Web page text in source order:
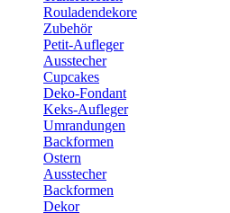
Rouladendekore
Zubehör
Petit-Aufleger
Ausstecher
Cupcakes
Deko-Fondant
Keks-Aufleger
Umrandungen
Backformen
Ostern
Ausstecher
Backformen
Dekor